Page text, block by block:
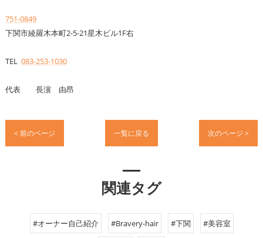
751-0849
下関市綾羅木本町2-5-21星木ビル1F右
TEL 083-253-1030
代表 長濵 由昂
< 前のページ 一覧に戻る 次のページ >
関連タグ
#オーナー自己紹介 #Bravery-hair #下関 #美容室